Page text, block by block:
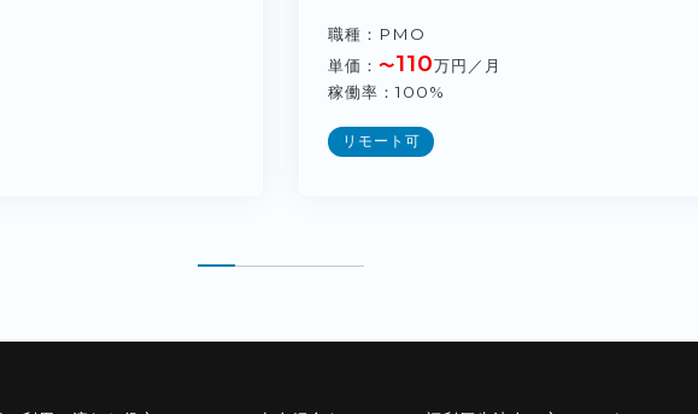
職種
PMO
単価
〜110万円／月
稼働率
100%
リモート可